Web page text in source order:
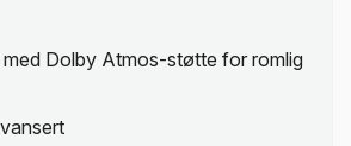
Dolby Atmos-støtte for romlig